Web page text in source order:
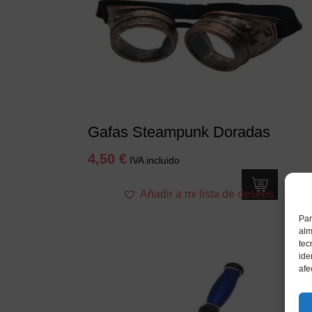
Gafas Steampunk Doradas
4,50 € IVA incluido
Añadir a mi lista de deseos